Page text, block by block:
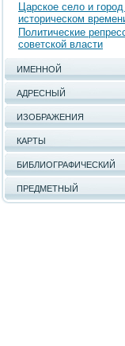
Царское село и
историческом
Политические
советской власти
ИМЕННОЙ
АДРЕСНЫЙ
ИЗОБРАЖЕНИЯ
КАРТЫ
БИБЛИОГРАФИЧЕСКИЙ
ПРЕДМЕТНЫЙ